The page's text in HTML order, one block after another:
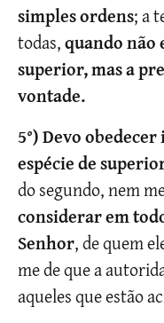
simples ordens; a
todas,quando não
superior, mas a
vontade.
5°) Devo
espécie de
do segundo, nem
considerar em
Senhor, de quem
me de que a
aqueles que estão